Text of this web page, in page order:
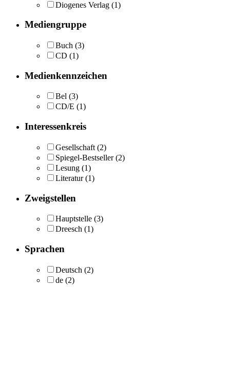
Diogenes Verlag (1)
Mediengruppe
Buch (3)
CD (1)
Medienkennzeichen
Bel (3)
CD/E (1)
Interessenkreis
Gesellschaft (2)
Spiegel-Bestseller (2)
Lesung (1)
Literatur (1)
Zweigstellen
Hauptstelle (3)
Dreesch (1)
Sprachen
Deutsch (2)
de (2)